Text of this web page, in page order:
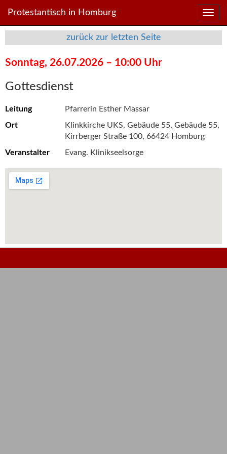
zum
Inhalt
Protestantisch in Homburg
zum
Inhalt
zurück zur letzten Seite
Sonntag, 26.07.2026 – 10:00 Uhr
Gottesdienst
Leitung
Pfarrerin Esther Massar
Ort
Klinkkirche UKS, Gebäude 55, Gebäude 55,
Kirrberger Straße 100, 66424 Homburg
Veranstalter
Evang. Klinikseelsorge